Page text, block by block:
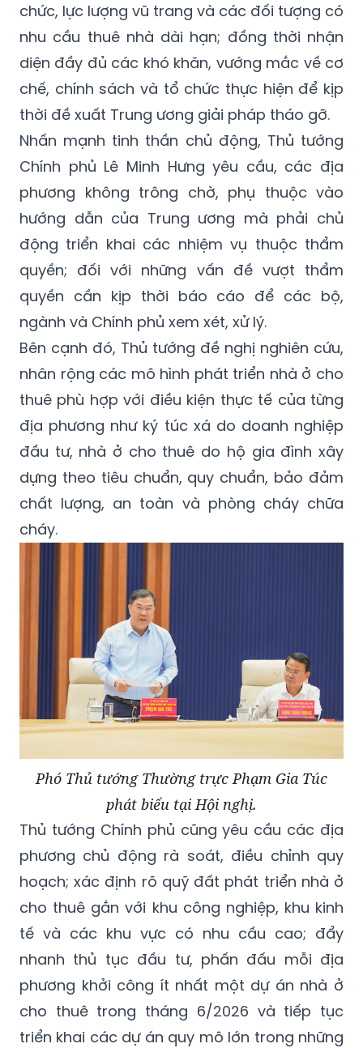
chức, lực lượng vũ trang và các đối tượng có
nhu cầu thuê nhà dài hạn; đồng thời nhận
diện đầy đủ các khó khăn, vướng mắc về cơ
chế, chính sách và tổ chức thực hiện để kịp
thời đề xuất Trung ương giải pháp tháo gỡ.
Nhấn mạnh tinh thần chủ động, Thủ tướng
Chính phủ Lê Minh Hưng yêu cầu, các địa
phương không trông chờ, phụ thuộc vào
hướng dẫn của Trung ương mà phải chủ
động triển khai các nhiệm vụ thuộc thẩm
quyền; đối với những vấn đề vượt thẩm
quyền cần kịp thời báo cáo để các bộ,
ngành và Chính phủ xem xét, xử lý.
Bên cạnh đó, Thủ tướng đề nghị nghiên cứu,
nhân rộng các mô hình phát triển nhà ở cho
thuê phù hợp với điều kiện thực tế của từng
địa phương như ký túc xá do doanh nghiệp
đầu tư, nhà ở cho thuê do hộ gia đình xây
dựng theo tiêu chuẩn, quy chuẩn, bảo đảm
chất lượng, an toàn và phòng cháy chữa
cháy.
Phó Thủ tướng Thường trực Phạm Gia Túc
phát biểu tại Hội nghị.
Thủ tướng Chính phủ cũng yêu cầu các địa
phương chủ động rà soát, điều chỉnh quy
hoạch; xác định rõ quỹ đất phát triển nhà ở
cho thuê gắn với khu công nghiệp, khu kinh
tế và các khu vực có nhu cầu cao; đẩy
nhanh thủ tục đầu tư, phấn đấu mỗi địa
phương khởi công ít nhất một dự án nhà ở
cho thuê trong tháng 6/2026 và tiếp tục
triển khai các dự án quy mô lớn trong những